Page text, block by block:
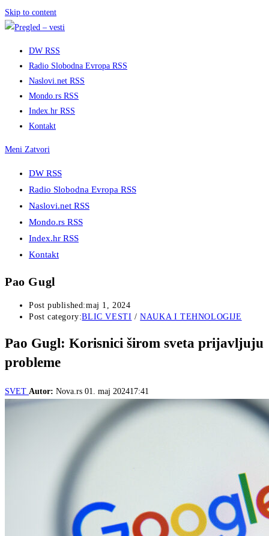
Skip to content
DW RSS
Radio Slobodna Evropa RSS
Naslovi.net RSS
Mondo.rs RSS
Index.hr RSS
Kontakt
Meni Zatvori
DW RSS
Radio Slobodna Evropa RSS
Naslovi.net RSS
Mondo.rs RSS
Index.hr RSS
Kontakt
Pao Gugl
Post published:maj 1, 2024
Post category:BLIC VESTI / NAUKA I TEHNOLOGIJE
Pao Gugl: Korisnici širom sveta prijavljuju
probleme
SVET Autor: Nova.rs 01. maj 202417:41